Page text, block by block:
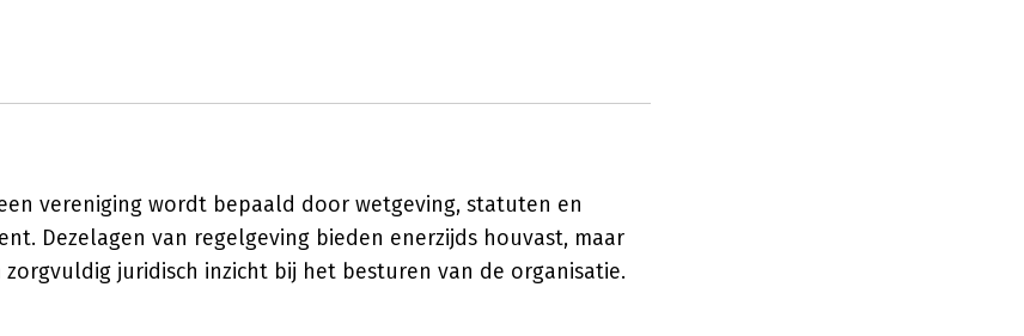
vereniging wordt bepaald door wetgeving, statuten en
Dezelagen van regelgeving bieden enerzijds houvast, maar
zorgvuldig juridisch inzicht bij het besturen van de organisatie.